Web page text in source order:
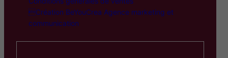
Création BeYouCrea Agence marketing et
communication